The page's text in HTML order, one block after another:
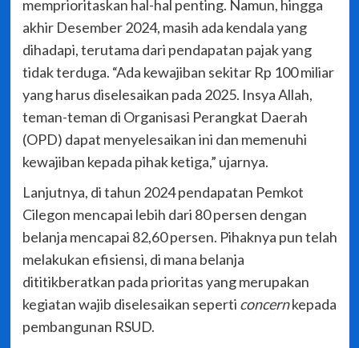
memprioritaskan hal-hal penting. Namun, hingga
akhir Desember 2024, masih ada kendala yang
dihadapi, terutama dari pendapatan pajak yang
tidak terduga. “Ada kewajiban sekitar Rp 100 miliar
yang harus diselesaikan pada 2025. Insya Allah,
teman-teman di Organisasi Perangkat Daerah
(OPD) dapat menyelesaikan ini dan memenuhi
kewajiban kepada pihak ketiga,” ujarnya.
Lanjutnya, di tahun 2024 pendapatan Pemkot
Cilegon mencapai lebih dari 80 persen dengan
belanja mencapai 82,60 persen. Pihaknya pun telah
melakukan efisiensi, di mana belanja
dititikberatkan pada prioritas yang merupakan
kegiatan wajib diselesaikan seperti concernkepada
pembangunan RSUD.